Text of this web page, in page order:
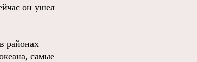
он ушел
районах
самые